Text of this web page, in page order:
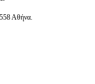
Αθήνα.